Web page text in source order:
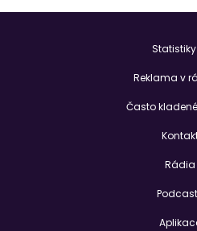
Statistiky
Reklama v
Často
Rádia